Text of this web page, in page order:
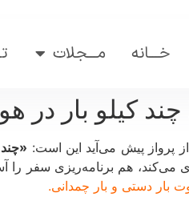
خـــانه مـــجلات
چند کیلو بار در
پرواز پیش می‌آید این است: «چند
می‌کند، هم برنامه‌ریزی سفر را
بار دستی و بار چمدانی.